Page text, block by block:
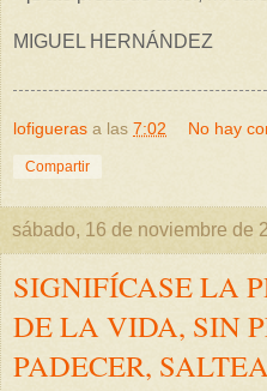
MIGUEL HERNÁNDEZ
lofigueras a las 7:02 No hay
Compartir
sábado, 16 de noviembre de
SIGNIFÍCASE LA
DE LA VIDA, SIN
PADECER,